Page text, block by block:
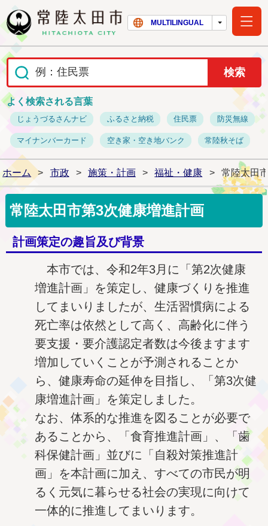
常陸太田市ホー
MULTILINGUAL
よく検索される言葉
じょうづるさんナビ ふるさと納税 住民票 防災無線
マイナンバーカード 空き家・空き地バンク 常陸秋そば
ホーム > 市政 > 施策・計画 > 福祉・健康 > 常陸太田
常陸太田市第3次健康増進計画
計画策定の趣旨及び背景
本市では、令和2年3月に「第2次健康
増進計画」を策定し、健康づくりを推進
してまいりましたが、生活習慣病による
死亡率は依然として高く、高齢化に伴う
要支援・要介護認定者数は今後ますます
増加していくことが予測されることか
ら、健康寿命の延伸を目指し、「第3次健
康増進計画」を策定しました。
なお、体系的な推進を図ることが必要で
あることから、「食育推進計画」、「歯
科保健計画」並びに「自殺対策推進計
画」を本計画に加え、すべての市民が明
るく元気に暮らせる社会の実現に向けて
一体的に推進してまいります。